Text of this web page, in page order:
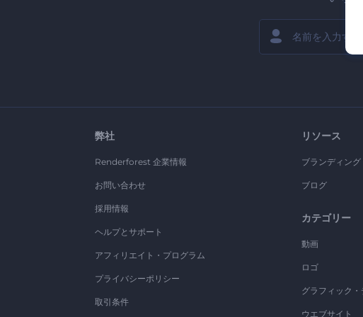
弊社
Renderforest 企業情報
お問い合わせ
採用情報
ヘルプとサポート
アフィリエイト・プログラム
プライバシーポリシー
取引条件
リソース
ブランディン
ブログ
カテゴリー
動画
ロゴ
グラフィック・
ウエブサイト